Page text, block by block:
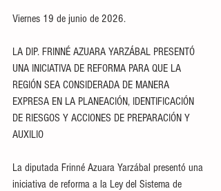
Viernes 19 de junio de 2026.
LA DIP. FRINNÉ AZUARA YARZÁBAL PRESENTÓ
UNA INICIATIVA DE REFORMA PARA QUE LA
REGIÓN SEA CONSIDERADA DE MANERA
EXPRESA EN LA PLANEACIÓN, IDENTIFICACIÓN
DE RIESGOS Y ACCIONES DE PREPARACIÓN Y
AUXILIO
La diputada Frinné Azuara Yarzábal presentó una
iniciativa de reforma a la Ley del Sistema de